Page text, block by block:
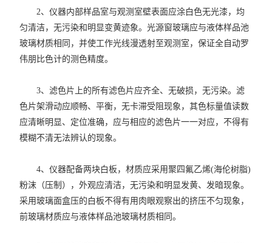
2、仪器内部样品室与观测室壁表面应涂白色无光漆，均
匀清洁，无污染和明显变黄迹象。光源窗玻璃应与液体样品池
玻璃材质相同，并使工作光线漫透射至观测室，保证全自动罗
伟朋比色计的测色精度。
3、滤色片上的所有滤色片应齐全、无破损，无污染。滤
色片架滑动应顺畅、平衡，无卡滞受阻现象，其色标量值读数
应清晰明显、定位准确，应与相应的滤色片一一对应，不得有
模糊不清无法辨认的现象。
4、仪器配备两块白板，材质应采用聚四氟乙烯(海伦树脂)
粉沫（压制），外观应清洁，无污染和明显发黄、发暗现象。
采用玻璃面盒压的白板不得有用肉眼观察出的挤压不匀现象，
前玻璃材质应与液体样品池玻璃材质相同。